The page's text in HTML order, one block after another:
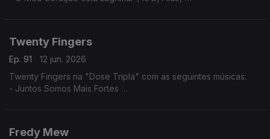
Twenty Fingers
Ep. 91
12 jun. 2026
Twenty Fingers na "Dose Tripla" com as seguintes músicas:
- Juntos Somos Mais Fortes
Fredy Mew